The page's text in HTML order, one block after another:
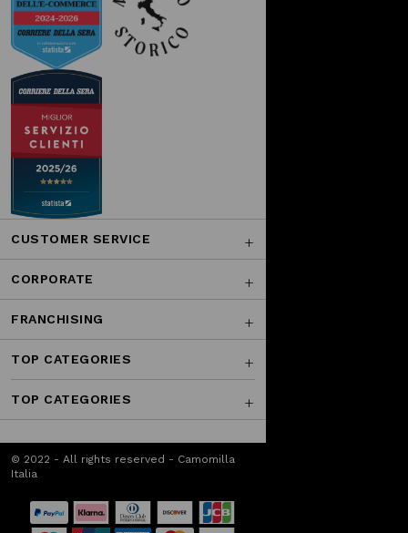
CUSTOMER SERVICE
CORPORATE
FRANCHISING
TOP CATEGORIES
TOP CATEGORIES
© 2022 - All rights reserved - Camomilla
Italia